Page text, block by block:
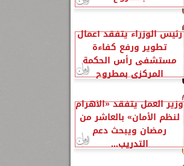
رئيس الوزراء يتفقد أعمال
تطوير ورفع كفاءة
مستشفى رأس الحكمة
المركزي بمطروح
وزير العمل يتفقد «الأهرام
لنظم الأمان» بالعاشر من
رمضان ويبحث دعم
التدريب...